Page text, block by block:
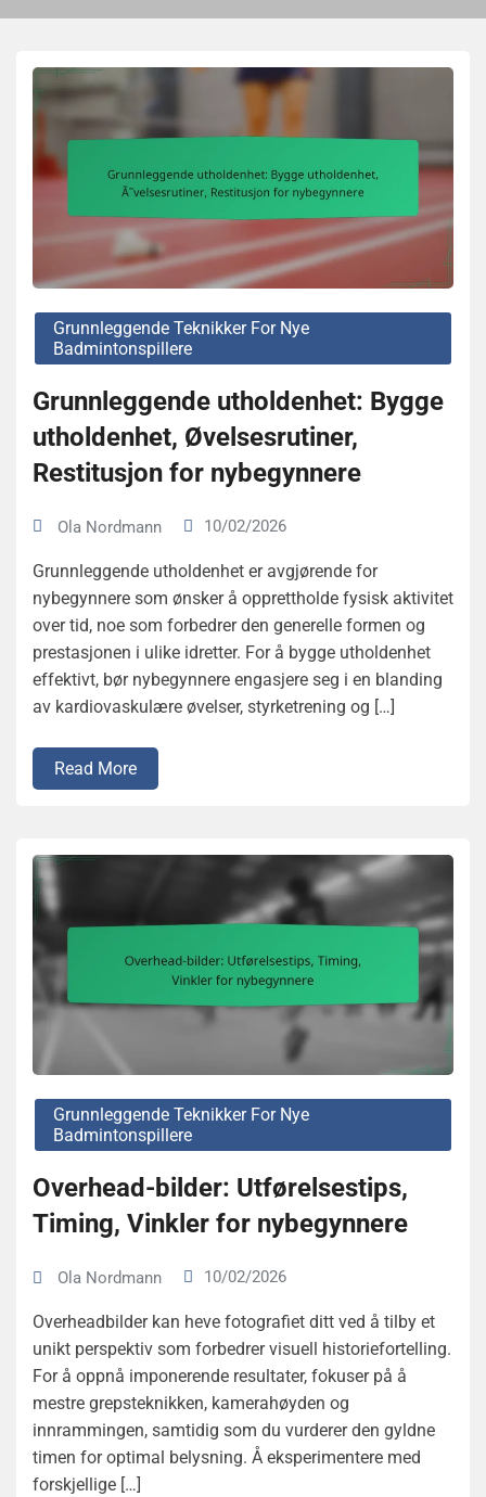
Grunnleggende Teknikker For Nye
Badmintonspillere
Grunnleggende utholdenhet: Bygge
utholdenhet, Øvelsesrutiner,
Restitusjon for nybegynnere
Ola Nordmann 10/02/2026
Grunnleggende utholdenhet er avgjørende for
nybegynnere som ønsker å opprettholde fysisk aktivitet
over tid, noe som forbedrer den generelle formen og
prestasjonen i ulike idretter. For å bygge utholdenhet
effektivt, bør nybegynnere engasjere seg i en blanding
av kardiovaskulære øvelser, styrketrening og […]
Read More
Grunnleggende Teknikker For Nye
Badmintonspillere
Overhead-bilder: Utførelsestips,
Timing, Vinkler for nybegynnere
Ola Nordmann 10/02/2026
Overheadbilder kan heve fotografiet ditt ved å tilby et
unikt perspektiv som forbedrer visuell historiefortelling.
For å oppnå imponerende resultater, fokuser på å
mestre grepsteknikken, kamerahøyden og
innrammingen, samtidig som du vurderer den gyldne
timen for optimal belysning. Å eksperimentere med
forskjellige […]